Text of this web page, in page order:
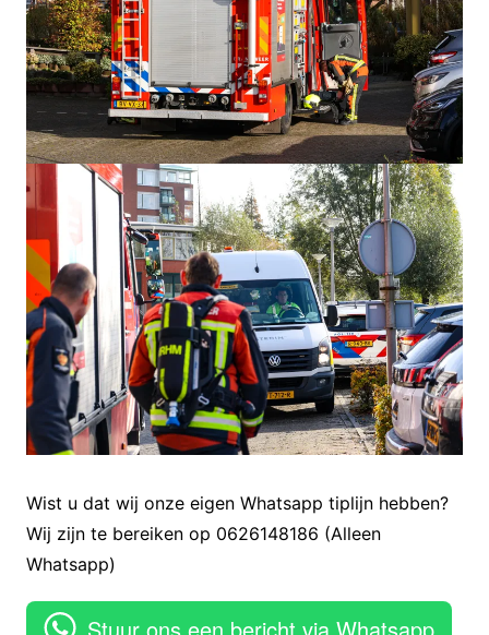
Wist u dat wij onze eigen Whatsapp tiplijn hebben?
Wij zijn te bereiken op 0626148186 (Alleen
Whatsapp)
Stuur ons een bericht via Whatsapp